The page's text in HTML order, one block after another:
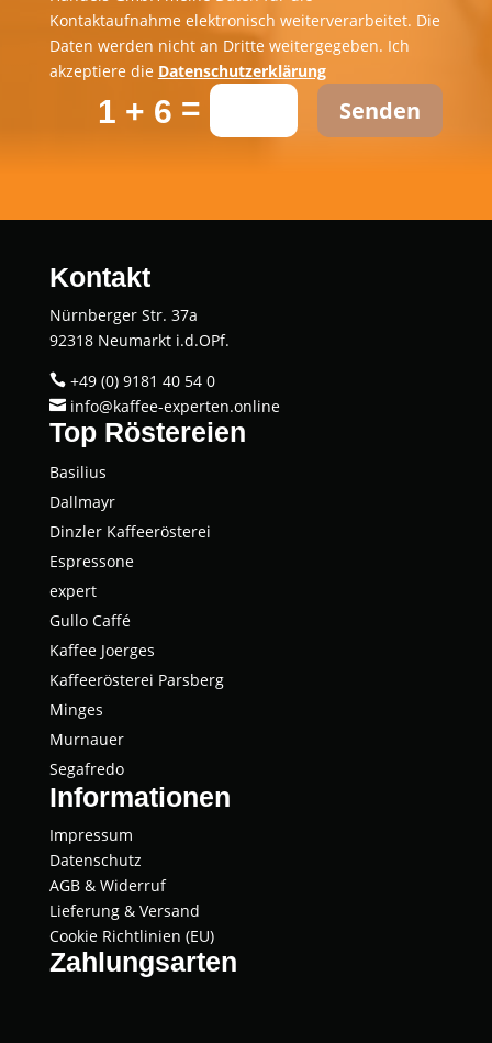
Kontaktaufnahme elektronisch weiterverarbeitet. Die
Daten werden nicht an Dritte weitergegeben. Ich
akzeptiere die Datenschutzerklärung
1 + 6 = Senden
Kontakt
Nürnberger Str. 37a
92318 Neumarkt i.d.OPf.
+49 (0) 9181 40 54 0
info@kaffee-experten.online
Top Röstereien
Basi­li­us
Dall­mayr
Dinz­ler Kaffeerösterei
Espres­so­ne
expert
Gul­lo Caffé
Kaffee Joer­ges
Kaf­fee­rös­te­rei Parsberg
Min­ges
Mur­nau­er
Segaf­re­do
Informationen
Impressum
Datenschutz
AGB & Widerruf
Lieferung & Versand
Cookie Richtlinien (EU)
Zahlungsarten